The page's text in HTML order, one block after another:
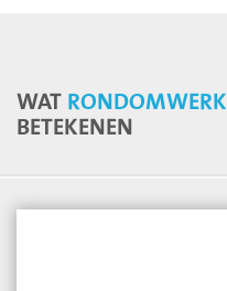
WAT RONDOMWERK
BETEKENEN